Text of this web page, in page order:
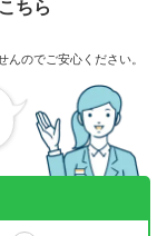
ちら
のでご安心ください。